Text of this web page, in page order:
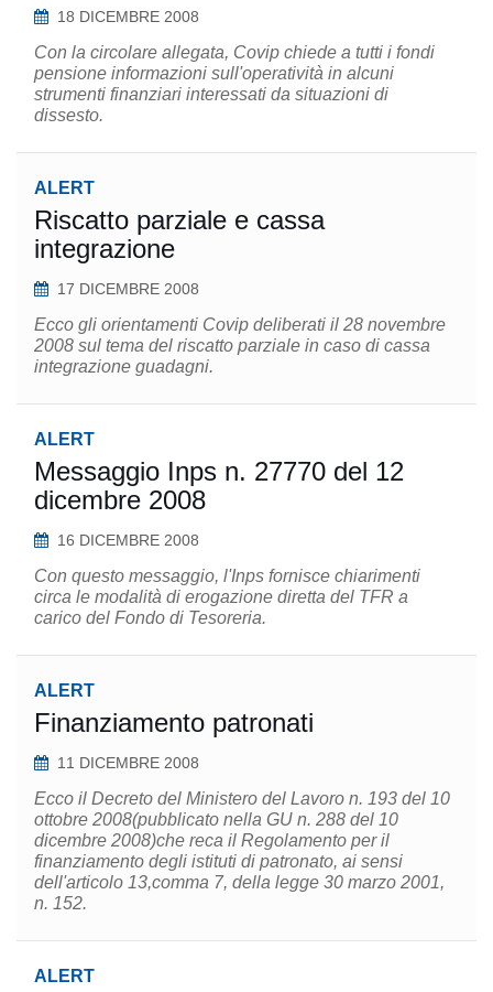
18 DICEMBRE 2008
Con la circolare allegata, Covip chiede a tutti i fondi
pensione informazioni sull'operatività in alcuni
strumenti finanziari interessati da situazioni di
dissesto.
ALERT
Riscatto parziale e cassa
integrazione
17 DICEMBRE 2008
Ecco gli orientamenti Covip deliberati il 28 novembre
2008 sul tema del riscatto parziale in caso di cassa
integrazione guadagni.
ALERT
Messaggio Inps n. 27770 del 12
dicembre 2008
16 DICEMBRE 2008
Con questo messaggio, l'Inps fornisce chiarimenti
circa le modalità di erogazione diretta del TFR a
carico del Fondo di Tesoreria.
ALERT
Finanziamento patronati
11 DICEMBRE 2008
Ecco il Decreto del Ministero del Lavoro n. 193 del 10
ottobre 2008(pubblicato nella GU n. 288 del 10
dicembre 2008)che reca il Regolamento per il
finanziamento degli istituti di patronato, ai sensi
dell'articolo 13,comma 7, della legge 30 marzo 2001,
n. 152.
ALERT